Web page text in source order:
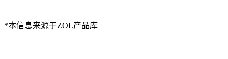
*本信息来源于ZOL产品库